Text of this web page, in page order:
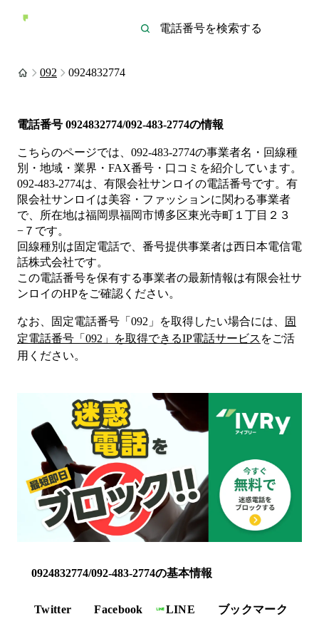
092 0924832774
電話番号 0924832774/092-483-2774の情報
こちらのページでは、 092-483-2774の事業者名・回線種
別・地域・業界・FAX番号・口コミを紹介しています。
092-483-2774は、 有限会社サンロイの電話番号です。 有
限会社サンロイは美容・ファッションに関わる事業者
で、所在地は福岡県福岡市博多区東光寺町１丁目２３
−７ です。
回線種別は固定電話で、番号提供事業者は西日本電信電
話株式会社です。
この電話番号を保有する事業者の最新情報は有限会社サ
ンロイのHPをご確認ください。
なお、固定電話番号「 092 」を取得したい場合には、
固
定電話番号「 092 」を取得できるIP電話サービス をご活
用ください。
0924832774/092-483-2774の基本情報
Twitter Facebook LINE
ブックマーク